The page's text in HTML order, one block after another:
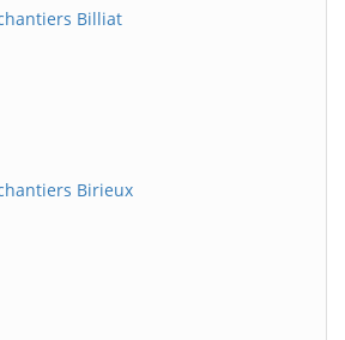
Billiat
Birieux